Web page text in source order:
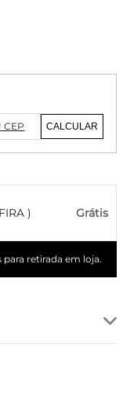
CEP CALCULAR
) Grátis
retirada em loja.